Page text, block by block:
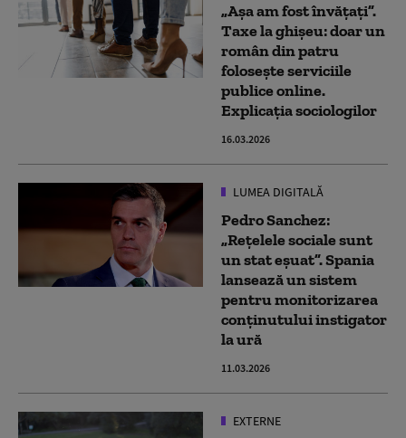
„Așa am fost învățați”.
Taxe la ghișeu: doar un
român din patru
folosește serviciile
publice online.
Explicația sociologilor
16.03.2026
LUMEA DIGITALĂ
Pedro Sanchez:
„Rețelele sociale sunt
un stat eșuat”. Spania
lansează un sistem
pentru monitorizarea
conținutului instigator
la ură
11.03.2026
EXTERNE